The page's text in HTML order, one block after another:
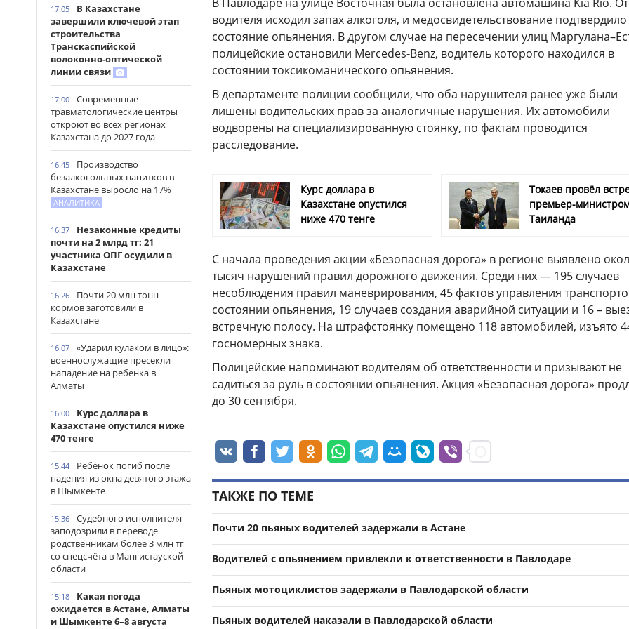
17:05
В Казахстане
завершили ключевой этап
строительства
Транскаспийской
волоконно-оптической
линии связи
17:00
Современные
травматологические центры
откроют во всех регионах
Казахстана до 2027 года
16:45
Производство
безалкогольных напитков в
Казахстане выросло на 17%
АНАЛИТИКА
16:37
Незаконные кредиты
почти на 2 млрд тг: 21
участника ОПГ осудили в
Казахстане
16:26
Почти 20 млн тонн
кормов заготовили в
Казахстане
16:07
«Ударил кулаком в лицо»:
военнослужащие пресекли
нападение на ребенка в
Алматы
16:00
Курс доллара в
Казахстане опустился ниже
470 тенге
15:44
Ребёнок погиб после
падения из окна девятого этажа
в Шымкенте
15:36
Судебного исполнителя
заподозрили в переводе
родственникам более 3 млн тг
со спецсчёта в Мангистауской
области
15:18
Какая погода
ожидается в Астане, Алматы
и Шымкенте 6–8 августа
водителя исходил запах алкоголя, и медосвидетельствование подтвердило
состояние опьянения. В другом случае на пересечении улиц
полицейские остановили Mercedes-Benz, водитель которого находился в
состоянии токсикоманического опьянения.
В департаменте полиции сообщили, что оба нарушителя ранее уже были
лишены водительских прав за аналогичные нарушения. Их автомобили
водворены на специализированную стоянку, по фактам проводится
расследование.
Курс доллара в
Казахстане опустился
ниже 470 тенге
Токаев провёл
премьер-
Таиланда
С начала проведения акции «Безопасная дорога» в регионе выявлено
тысяч нарушений правил дорожного движения. Среди них — 195 случаев
несоблюдения правил маневрирования, 45 фактов управления
состоянии опьянения, 19 случаев создания аварийной ситуации и 16 –
встречную полосу. На штрафстоянку помещено 118 автомобилей, изъято
госномерных знака.
Полицейские напоминают водителям об ответственности и призывают не
садиться за руль в состоянии опьянения. Акция «Безопасная дорога»
до 30 сентября.
ТАКЖЕ ПО ТЕМЕ
Почти 20 пьяных водителей задержали в Астане
Водителей с опьянением привлекли к ответственности в Павлодаре
Пьяных мотоциклистов задержали в Павлодарской области
Пьяных водителей наказали в Павлодарской области